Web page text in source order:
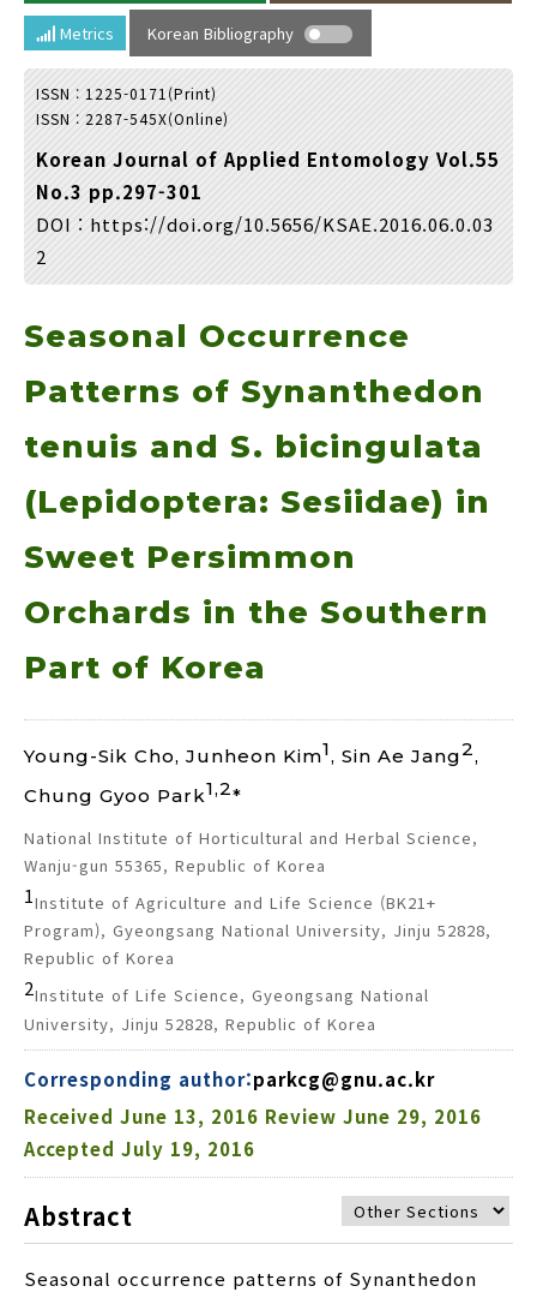
Year(s) :
to
Search :
Adode Reader(link)
Metrics Korean Bibliography
ISSN : 1225-0171(Print)
ISSN : 2287-545X(Online)
Korean Journal of Applied Entomology Vol.55
No.3 pp.297-301
DOI : https://doi.org/10.5656/KSAE.2016.06.0.03
2
Seasonal Occurrence
Patterns of Synanthedon
tenuis and S. bicingulata
(Lepidoptera: Sesiidae) in
Sweet Persimmon
Orchards in the Southern
Part of Korea
Young-Sik Cho, Junheon Kim1, Sin Ae Jang2,
Chung Gyoo Park1,2*
National Institute of Horticultural and Herbal Science,
Wanju-gun 55365, Republic of Korea
1Institute of Agriculture and Life Science (BK21+
Program), Gyeongsang National University, Jinju 52828,
Republic of Korea
2Institute of Life Science, Gyeongsang National
University, Jinju 52828, Republic of Korea
Corresponding author:parkcg@gnu.ac.kr
Received June 13, 2016 Review June 29, 2016
Accepted July 19, 2016
Abstract
Seasonal occurrence patterns of Synanthedon